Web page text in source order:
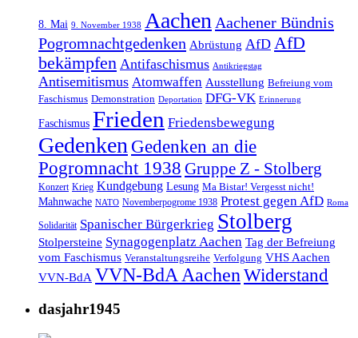
8. Mai 9. November 1938 Aachen Aachener Bündnis
Pogromnachtgedenken Abrüstung AfD AfD
bekämpfen Antifaschismus Antikriegstag
Antisemitismus Atomwaffen Ausstellung Befreiung vom
Faschismus Demonstration Deportation DFG-VK Erinnerung
Faschismus Frieden Friedensbewegung
Gedenken Gedenken an die
Pogromnacht 1938 Gruppe Z - Stolberg
Konzert Krieg Kundgebung Lesung Ma Bistar! Vergesst nicht!
Mahnwache NATO Novemberpogrome 1938 Protest gegen AfD Roma
Solidarität Spanischer Bürgerkrieg Stolberg
Stolpersteine Synagogenplatz Aachen Tag der Befreiung
vom Faschismus Veranstaltungsreihe Verfolgung VHS Aachen
VVN-BdA VVN-BdA AachenWiderstand
dasjahr1945